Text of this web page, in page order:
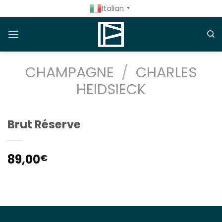
ai
contenuti
Italian ▼
CHAMPAGNE / CHARLES
HEIDSIECK
Brut Réserve
89,00€